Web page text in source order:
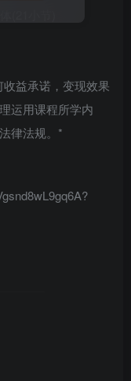
(21小节)
益承诺，变现效果
运用课程所学内
律法规。*